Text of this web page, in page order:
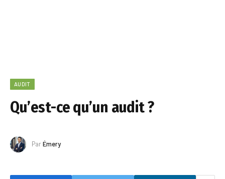
AUDIT
Qu’est-ce qu’un audit ?
ParÉmery